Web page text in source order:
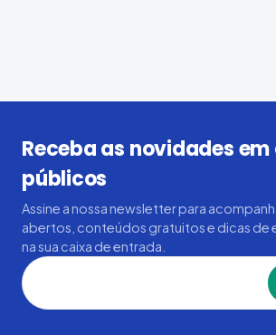
Receba as novidades
públicos
Assine a nossa newsletter para
abertos, conteúdos gratuitos e dicas
na sua caixa de entrada.